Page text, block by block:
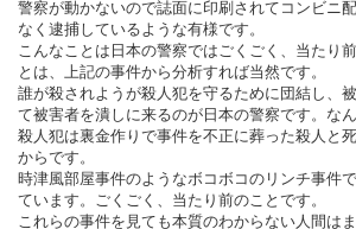
警察が動かないので誌面に印刷されてコンビニ
なく逮捕しているような有様です。
こんなことは日本の警察ではごくごく、当たり
とは、上記の事件から分析すれば当然です。
誰が殺されようが殺人犯を守るために団結し、
て被害者を潰しに来るのが日本の警察です。な
殺人犯は裏金作りで事件を不正に葬った殺人と
からです。
時津風部屋事件のようなボコボコのリンチ事件
ています。ごくごく、当たり前のことです。
これらの事件を見ても本質のわからない人間は